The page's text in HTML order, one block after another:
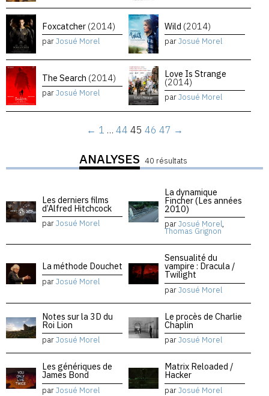
Foxcatcher (2014)
parJosué Morel
Wild (2014)
parJosué Morel
The Search (2014)
parJosué Morel
Love Is Strange
(2014)
parJosué Morel
← 1 … 44 45 46 47 →
ANALYSES 40 résultats
Les derniers films
d’Alfred Hitchcock
parJosué Morel
La dynamique
Fincher (Les années
2010)
parJosué Morel,
Thomas Grignon
La méthode Douchet
parJosué Morel
Sensualité du
vampire : Dracula /
Twilight
parJosué Morel
Notes sur la 3D du
Roi Lion
parJosué Morel
Le procès de Charlie
Chaplin
parJosué Morel
Les génériques de
James Bond
parJosué Morel
Matrix Reloaded /
Hacker
parJosué Morel